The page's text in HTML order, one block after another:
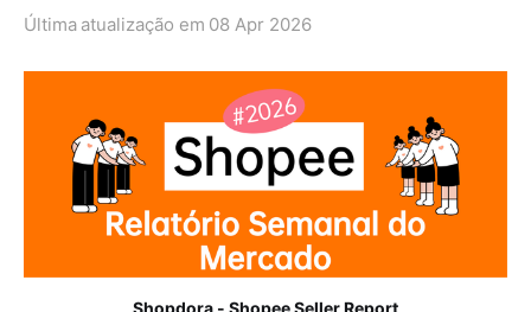
Última atualização em 08 Apr 2026
Shopdora - Shopee Seller Report